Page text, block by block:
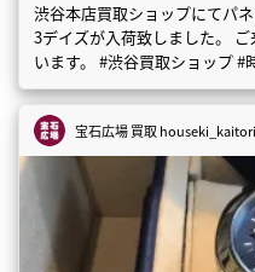
渋谷本店買取ショップにてパ
3デイズが入荷致しました。
います。 #渋谷買取ショップ #
宝石広場 買取houseki_kaitori